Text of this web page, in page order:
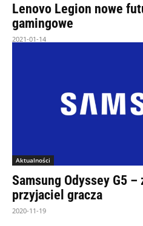
Lenovo Legion nowe
gamingowe
2021-01-14
Aktualności
Samsung Odyssey G5
przyjaciel gracza
2020-11-19